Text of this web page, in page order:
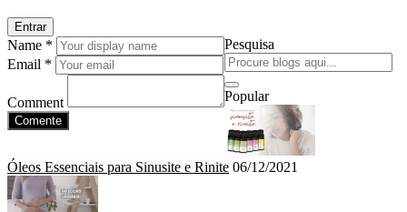
Entrar
Name *
Email *
Comment
Comente
Pesquisa
Popular
Óleos Essenciais para Sinusite e Rinite 06/12/2021